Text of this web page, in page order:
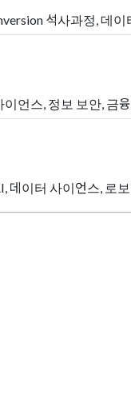
석사과정, 데
이언스, 정보 보안, 금
데이터 사이언스, 로